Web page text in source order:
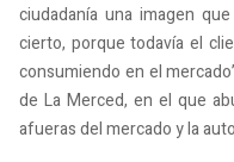
ciudadanía una imagen
cierto, porque todavía el
consumiendo en el
de La Merced, en el que
afueras del mercado y la